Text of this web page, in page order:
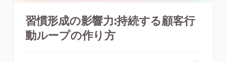
習慣形成の影響力:持続する顧客行
動ループの作り方